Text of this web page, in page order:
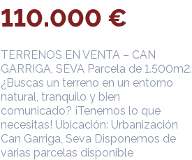
110.000 €
TERRENOS EN VENTA – CAN
GARRIGA, SEVA Parcela de 1.500m2.
¿Buscas un terreno en un entorno
natural, tranquilo y bien
comunicado? ¡Tenemos lo que
necesitas! Ubicación: Urbanización
Can Garriga, Seva Disponemos de
varias parcelas disponible